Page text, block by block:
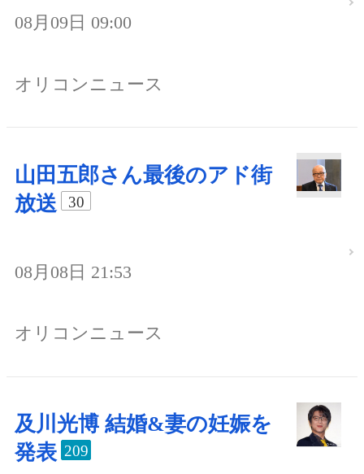
08月09日 09:00
オリコンニュース
山田五郎さん最後のアド街
放送
30
08月08日 21:53
オリコンニュース
及川光博 結婚&妻の妊娠を
発表 209